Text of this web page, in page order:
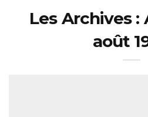
Les Archives :
août